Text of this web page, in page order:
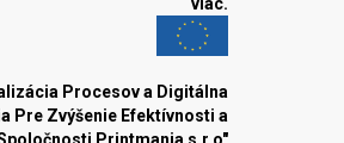
viac.
Procesov a Digitálna
Pre Zvýšenie Efektívnosti a